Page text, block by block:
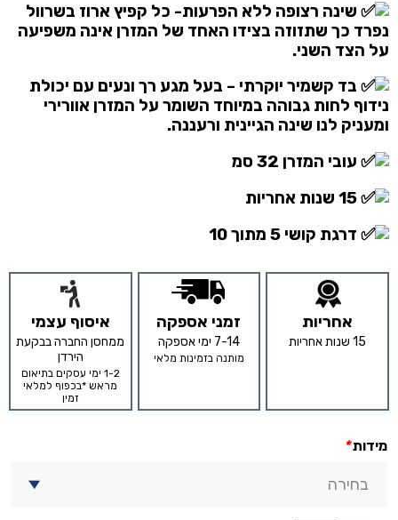
שינה רצופה ללא הפרעות- כל קפיץ ארוז בשרוול
נפרד כך שתזוזה בצידו האחד של המזרן אינה משפיעה
על הצד השני.
בד קשמיר יוקרתי – בעל מגע רך ונעים עם יכולת
נידוף לחות גבוהה במיוחד השומר על המזרן אוורירי
ומעניק לנו שינה הגיינית ורעננה.
עובי המזרן 32 סמ
דרגת קושי 5 מתוך 10
אחריות
15 שנות אחריות
זמני אספקה
7-14 ימי אספקה
מותנה בזמינות מלאי
איסוף עצמי
ממחסן החברה בבקעת
הירדן
1-2 ימי עסקים בתיאום
מראש *בכפוף למלאי
זמין
מידות*